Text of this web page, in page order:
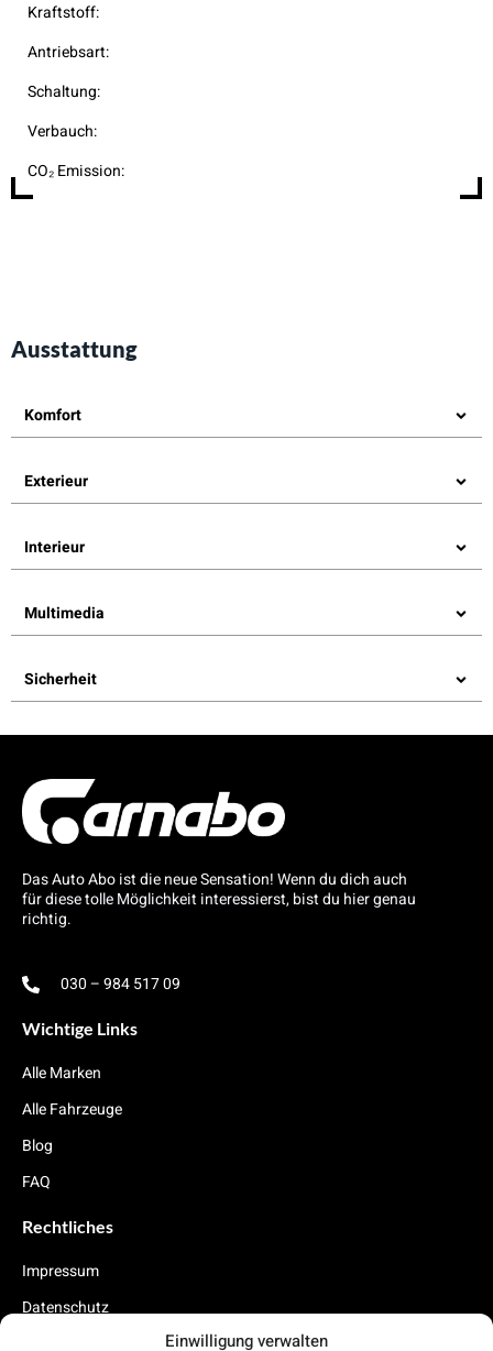
Einwilligung verwalten
Kraftstoff:
Antriebsart:
Schaltung:
Verbauch:
CO₂ Emission:
Ausstattung
Komfort
Exterieur
Interieur
Multimedia
Sicherheit
Das Auto Abo ist die neue Sensation! Wenn du dich auch
für diese tolle Möglichkeit interessierst, bist du hier genau
richtig.
030 – 984 517 09
Wichtige Links
Alle Marken
Alle Fahrzeuge
Blog
FAQ
Rechtliches
Impressum
Datenschutz